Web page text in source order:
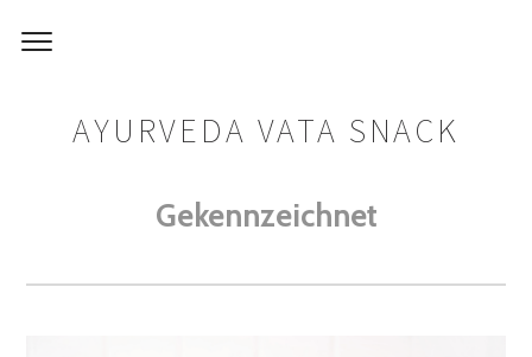
AYURVEDA VATA SNACK
Gekennzeichnet